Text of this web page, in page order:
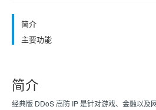
简介
主要功能
简介
经典版 DDoS 高防 IP 是针对游戏、金融以及